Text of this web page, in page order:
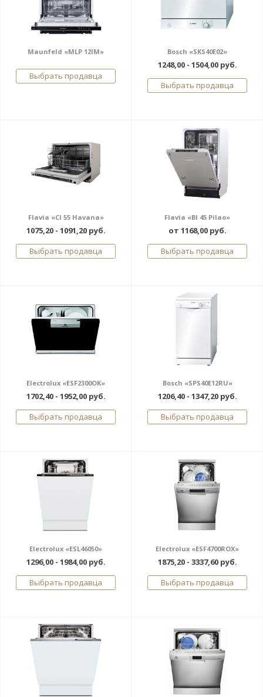
Maunfeld «MLP 12IM»
Выбрать продавца
Bosch «SKS40E02»
1248,00 - 1504,00 руб.
Выбрать продавца
Flavia «CI 55 Havana»
1075,20 - 1091,20 руб.
Выбрать продавца
Flavia «BI 45 Pilao»
от 1168,00 руб.
Выбрать продавца
Electrolux «ESF2300OK»
1702,40 - 1952,00 руб.
Выбрать продавца
Bosch «SPS40E12RU»
1206,40 - 1347,20 руб.
Выбрать продавца
Electrolux «ESL46050»
1296,00 - 1984,00 руб.
Выбрать продавца
Electrolux «ESF4700ROX»
1875,20 - 3337,60 руб.
Выбрать продавца